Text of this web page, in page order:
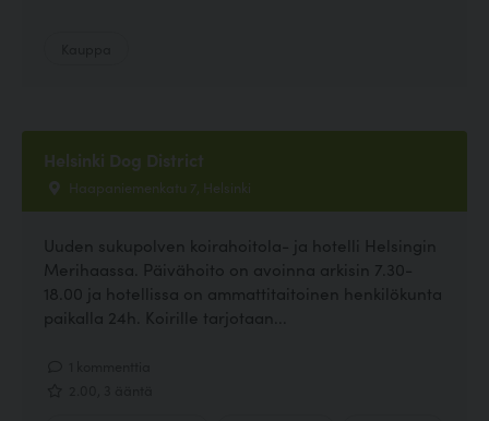
Helsinki Dog District
Haapaniemenkatu 7, Helsinki
Uuden sukupolven koirahoitola- ja hotelli Helsingin
Merihaassa. Päivähoito on avoinna arkisin 7.30-
18.00 ja hotellissa on ammattitaitoinen henkilökunta
paikalla 24h. Koirille tarjotaan...